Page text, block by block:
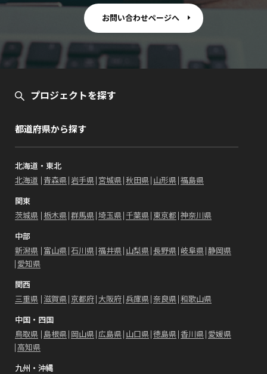
お問い合わせページへ
プロジェクトを探す
都道府県から探す
北海道・東北
北海道 青森県 岩手県 宮城県 秋田県 山形県 福島県
関東
茨城県 栃木県 群馬県 埼玉県 千葉県 東京都 神奈川県
中部
新潟県 富山県 石川県 福井県 山梨県 長野県 岐阜県 静岡県
愛知県
関西
三重県 滋賀県 京都府 大阪府 兵庫県 奈良県 和歌山県
中国・四国
鳥取県 島根県 岡山県 広島県 山口県 徳島県 香川県 愛媛県
高知県
九州・沖縄